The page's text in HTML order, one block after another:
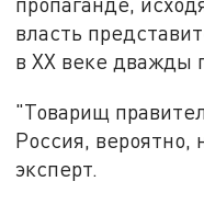
власть
в XX веке дважды
"Товарищ
Россия, вероятно,
эксперт.